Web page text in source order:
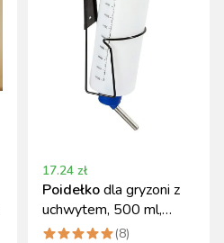
17.24 zł
Poidełkodla gryzoni z
uchwytem, 500 ml,
Kerbl
(8)